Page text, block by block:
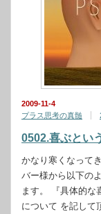
2009-11-4
プラス思考の真髄
0502.喜ぶとい
かなり寒くなって
バー様から以下の
ます。 『具体的な
について を記し